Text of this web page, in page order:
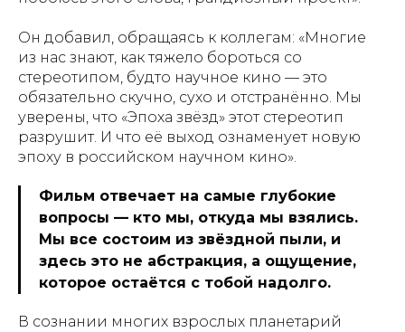
Он добавил, обращаясь к коллегам: «Многие
из нас знают, как тяжело бороться со
стереотипом, будто научное кино — это
обязательно скучно, сухо и отстранённо. Мы
уверены, что «Эпоха звёзд» этот стереотип
разрушит. И что её выход ознаменует новую
эпоху в российском научном кино».
Фильм отвечает на самые глубокие
вопросы — кто мы, откуда мы взялись.
Мы все состоим из звёздной пыли, и
здесь это не абстракция, а ощущение,
которое остаётся с тобой надолго.
В сознании многих взрослых планетарий